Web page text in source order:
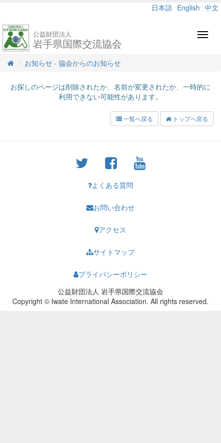
日本語 English 中文
公益財団法人
岩手県国際交流協会
お知らせ - 協会からのお知らせ
お探しのページは削除されたか、名前が変更されたか、一時的に
利用できない可能性があります。
一覧へ戻る トップへ戻る
よくある質問
お問い合わせ
アクセス
サイトマップ
プライバシーポリシー
公益財団法人 岩手県国際交流協会
Copyright © Iwate International Association. All rights reserved.